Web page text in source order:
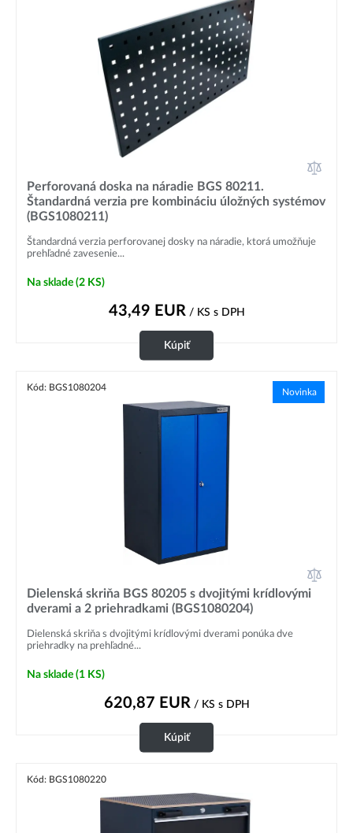
Perforovaná doska na náradie BGS 80211.
Štandardná verzia pre kombináciu úložných systémov
(BGS1080211)
Štandardná verzia perforovanej dosky na náradie, ktorá umožňuje
prehľadné zavesenie...
Na sklade (2 KS)
43,49 EUR/ KS s DPH
Kúpiť
Kód: BGS1080204 Novinka
Dielenská skriňa BGS 80205 s dvojitými krídlovými
dverami a 2 priehradkami (BGS1080204)
Dielenská skriňa s dvojitými krídlovými dverami ponúka dve
priehradky na prehľadné...
Na sklade (1 KS)
620,87 EUR/ KS s DPH
Kúpiť
Kód: BGS1080220